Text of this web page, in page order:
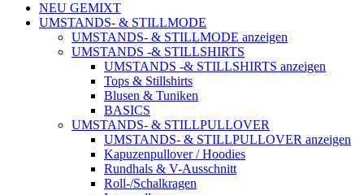
NEU GEMIXT
UMSTANDS- & STILLMODE
UMSTANDS- & STILLMODE anzeigen
UMSTANDS -& STILLSHIRTS
UMSTANDS -& STILLSHIRTS anzeigen
Tops & Stillshirts
Blusen & Tuniken
BASICS
UMSTANDS- & STILLPULLOVER
UMSTANDS- & STILLPULLOVER anzeigen
Kapuzenpullover / Hoodies
Rundhals & V-Ausschnitt
Roll-/Schalkragen